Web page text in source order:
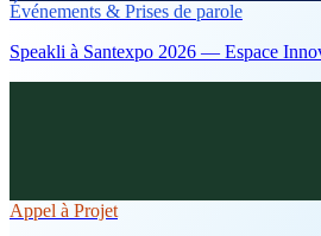
Événements & Prises de parole
Speakli à Santexpo 2026 — Espace
Appel à Projet